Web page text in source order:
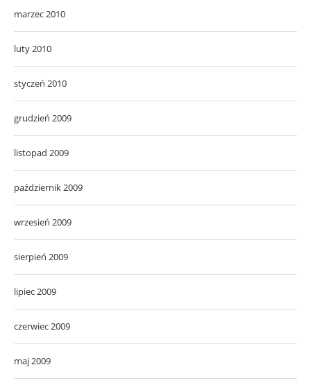
marzec 2010
luty 2010
styczeń 2010
grudzień 2009
listopad 2009
październik 2009
wrzesień 2009
sierpień 2009
lipiec 2009
czerwiec 2009
maj 2009